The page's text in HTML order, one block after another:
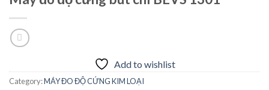
Add to wishlist
Category:MÁY ĐO ĐỘ CỨNG KIM LOẠI